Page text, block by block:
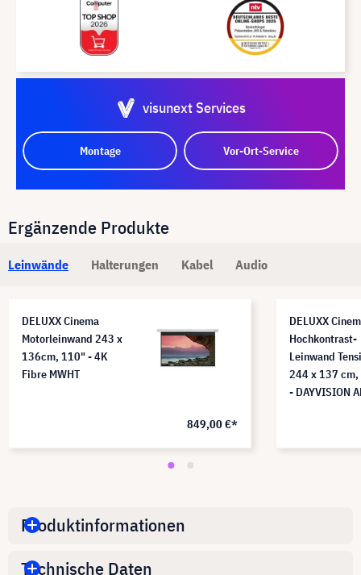
visunext Services
Montage Vor-Ort-Service
Ergänzende Produkte
Leinwände Halterungen Kabel Audio
DELUXX Cinema
Motorleinwand 243 x
136cm, 110" - 4K
Fibre MWHT
849,00 €*
DELUXX
Hochkontrast-
Leinwand
244 x 137
- DAYVISION
Produktinformationen
Technische Daten